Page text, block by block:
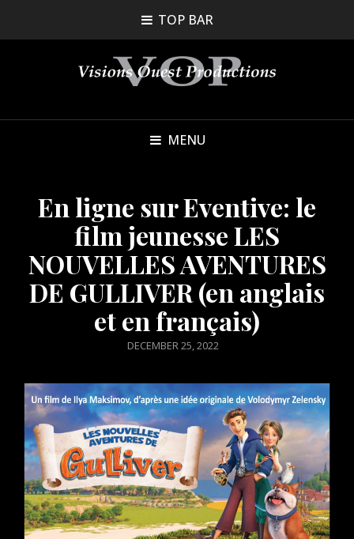
TOP BAR
MENU
En ligne sur Eventive: le
film jeunesse LES
NOUVELLES AVENTURES
DE GULLIVER (en anglais
et en français)
POSTED
DECEMBER 25, 2022